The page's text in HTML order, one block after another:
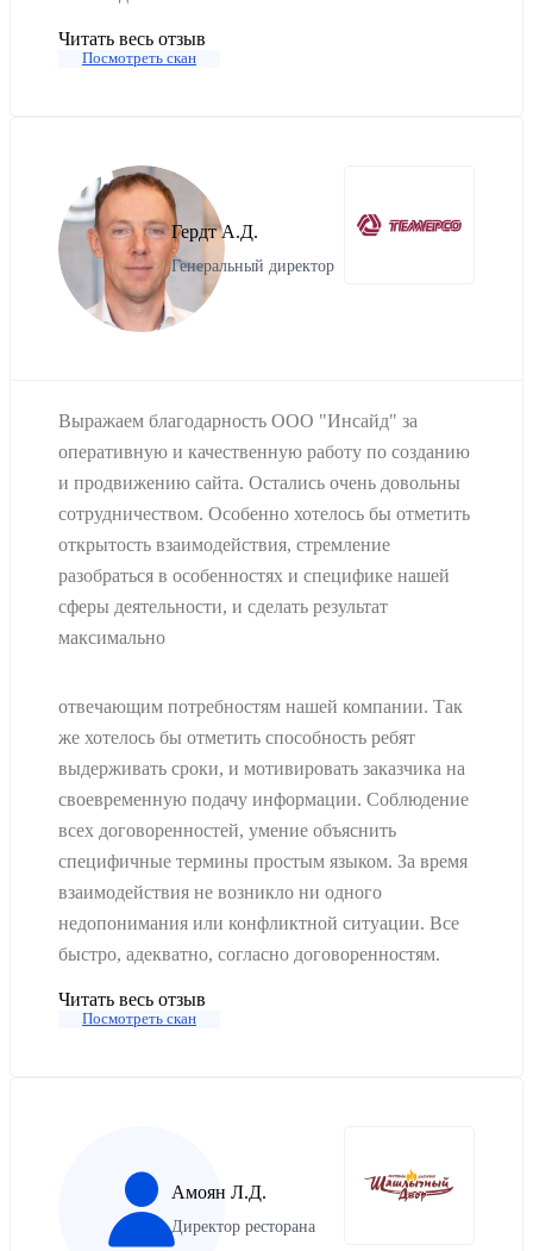
Читать весь отзыв
Посмотреть скан
Гердт А.Д.
Генеральный директор
Выражаем благодарность ООО "Инсайд" за
оперативную и качественную работу по созданию
и продвижению сайта. Остались очень довольны
сотрудничеством. Особенно хотелось бы отметить
открытость взаимодействия, стремление
разобраться в особенностях и специфике нашей
сферы деятельности, и сделать результат
максимально
отвечающим потребностям нашей компании. Так
же хотелось бы отметить способность ребят
выдерживать сроки, и мотивировать заказчика на
своевременную подачу информации. Соблюдение
всех договоренностей, умение объяснить
специфичные термины простым языком. За время
взаимодействия не возникло ни одного
недопонимания или конфликтной ситуации. Все
быстро, адекватно, согласно договоренностям.
Читать весь отзыв
Посмотреть скан
Амоян Л.Д.
Директор ресторана